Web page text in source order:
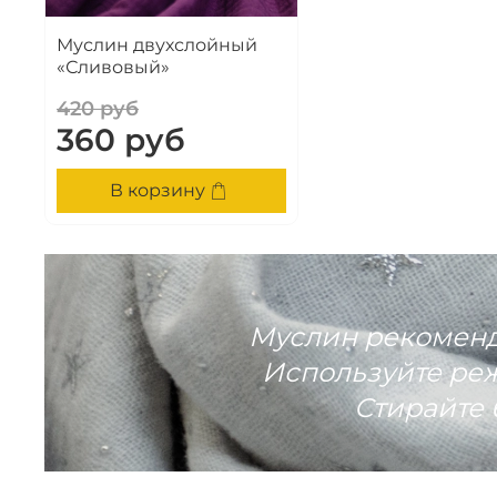
Муслин двухслойный
«Сливовый»
420 руб
360 руб
В корзину
Муслин
Используйте
Стирайте